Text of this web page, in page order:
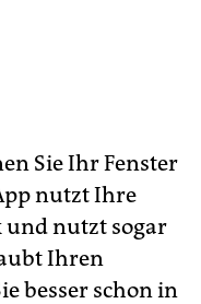
Sie Ihr Fenster
nutzt Ihre
und nutzt sogar
Ihren
besser schon in